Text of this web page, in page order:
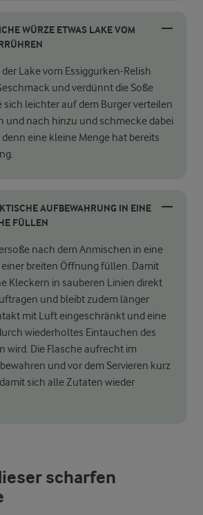
WÜRZE ETWAS LAKE VOM
Lake vom Essiggurken-Relish
und verdünnt die Soße
sich leichter auf dem Burger verteilen
und nach hinzu und schmecke dabei
denn eine kleine Menge hat bereits
AUFBEWAHRUNG IN EINE
FÜLLEN
nach dem Anmischen in eine
breiten Öffnung füllen. Damit
Kleckern in sauberen Linien direkt
und bleibt zudem länger
mit Luft eingeschränkt und eine
wiederholtes Eintauchen des
wird. Die Flasche aufrecht im
und vor dem Servieren kurz
sich alle Zutaten wieder
scharfen